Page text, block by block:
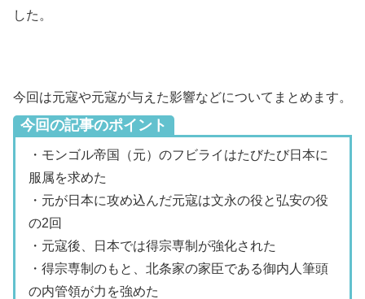
した。
今回は元寇や元寇が与えた影響などについてまとめます。
今回の記事のポイント
・モンゴル帝国（元）のフビライはたびたび日本に
服属を求めた
・元が日本に攻め込んだ元寇は文永の役と弘安の役
の2回
・元寇後、日本では得宗専制が強化された
・得宗専制のもと、北条家の家臣である御内人筆頭
の内管領が力を強めた